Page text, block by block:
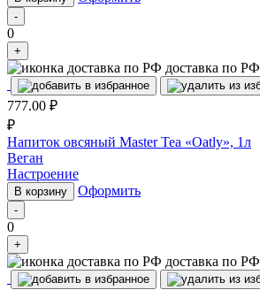
-
0
+
доставка по РФ
777.00 ₽
₽
Напиток овсяный Master Tea «Oatly», 1л
Веган
Настроение
В корзину Оформить
-
0
+
доставка по РФ